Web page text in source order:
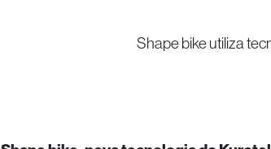
Shape bike utiliza